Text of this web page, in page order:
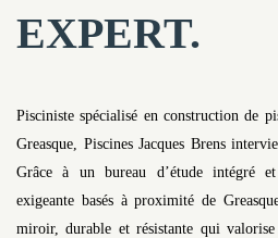
EXPERT.
Pisciniste spécialisé en construction de
Greasque, Piscines Jacques Brens
Grâce à un bureau d’étude intégré
exigeante basés à proximité de
miroir, durable et résistante qui valorise
CONTACTEZ-NOUS